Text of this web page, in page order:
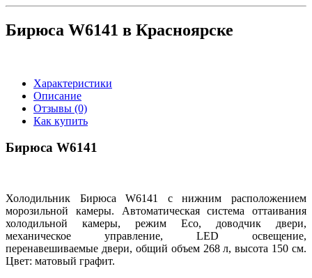
Бирюса W6141 в Красноярске
Характеристики
Описание
Отзывы (0)
Как купить
Бирюса W6141
Холодильник Бирюса W6141 с нижним расположением
морозильной камеры. Автоматическая система оттаивания
холодильной камеры, режим Eco, доводчик двери,
механическое управление, LED освещение,
перенавешиваемые двери, общий объем 268 л, высота 150 см.
Цвет: матовый графит.